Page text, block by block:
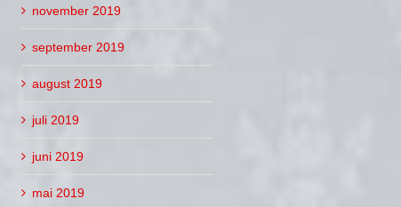
november 2019
september 2019
august 2019
juli 2019
juni 2019
mai 2019